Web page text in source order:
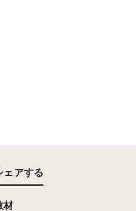
ェアする
材